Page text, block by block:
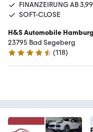
FINANZEIRUNG AB
SOFT-CLOSE
H&S Automobile
23795 Bad Segeberg
4.6 Sterne
(118)